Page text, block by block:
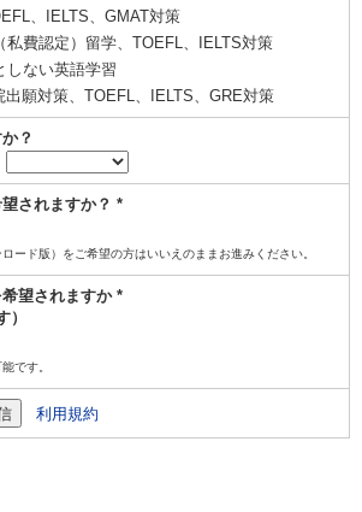
、IELTS、GMAT対策
私費認定）留学、TOEFL、IELTS対策
しない英語学習
出願対策、TOEFL、IELTS、GRE対策
？
されますか？ *
ード版）をご希望の方はいいえのままお進みください。
望されますか *
）
です。
利用規約